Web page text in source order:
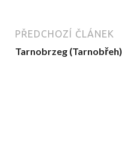
PŘEDCHOZÍ ČLÁNEK
Tarnobrzeg (Tarnobřeh)